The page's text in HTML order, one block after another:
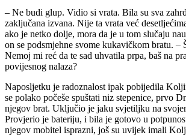
– Ne budi glup. Vidio si vrata. Bila su sva
zaključana izvana. Nije ta vrata već
ako je netko dolje, mora da je u tom slučaju
on se podsmjehne svome kukavičkom bratu. –
Nemoj mi reć da te sad uhvatila prpa, baš na
povijesnog nalaza?
Naposljetku je radoznalost ipak pobijedila
se polako počeše spuštati niz stepenice, prvo
njegov brat. Uključio je jaku svjetiljku na
Provjerio je bateriju, i bila je gotovo u
njegov mobitel isprazni, još su uvijek imali